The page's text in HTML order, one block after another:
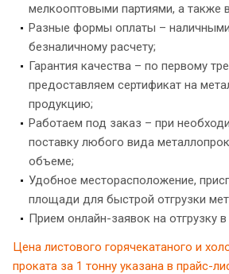
мелкооптовыми партиями, а также
Разные формы оплаты –
безналичному расчету;
Гарантия качества – по первому
предоставляем сертификат на
продукцию;
Работаем под заказ – при
поставку любого вида
объеме;
Удобное месторасположение,
площади для быстрой отгрузки
Прием онлайн-заявок на отгрузку
Цена листового горячекатаного и
проката за 1 тонну указана в прайс-